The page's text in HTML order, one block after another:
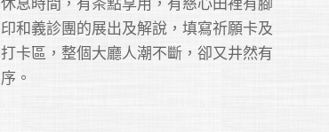
印和義診團的展出及解說，填寫祈願卡及
打卡區，整個大廳人潮不斷，卻又井然有
序。